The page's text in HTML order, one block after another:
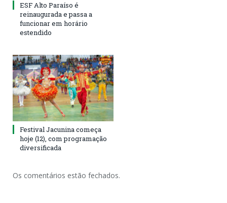
ESF Alto Paraíso é
reinaugurada e passa a
funcionar em horário
estendido
Festival Jacunina começa
hoje (12), com programação
diversificada
Os comentários estão fechados.